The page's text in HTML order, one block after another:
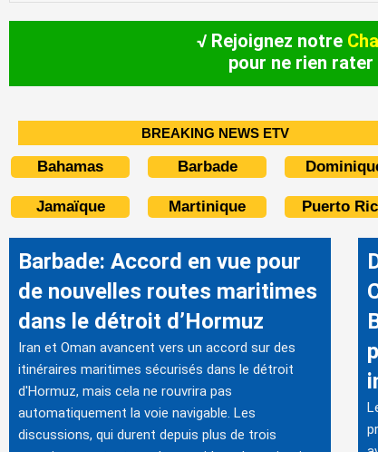
√ Rejoignez notre
pour ne rien rater
BREAKING NEWS ETV
Bahamas Barbade
Jamaïque Martinique Puerto
Barbade: Accord en vue pour
de nouvelles routes maritimes
dans le détroit d’Hormuz
Iran et Oman avancent vers un accord sur des
itinéraires maritimes sécurisés dans le détroit
d'Hormuz, mais cela ne rouvrira pas
automatiquement la voie navigable. Les
discussions, qui durent depuis plus de trois